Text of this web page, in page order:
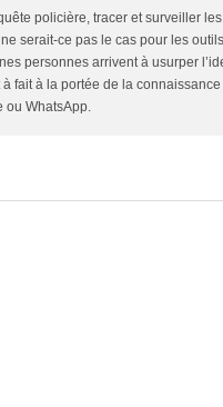
policière, tracer et surveiller
serait-ce pas le cas pour les
personnes arrivent à usurper
fait à la portée de la
ou WhatsApp.